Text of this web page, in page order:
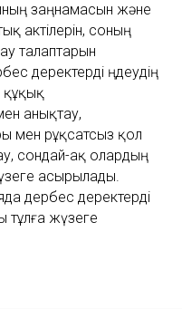
заңнамасын және
актілерін, соның
талаптарын
деректерді өңдеудің
құқық
анықтау,
мен рұқсатсыз қол
сондай-ақ олардың
асырылады.
дербес деректерді
тұлға жүзеге